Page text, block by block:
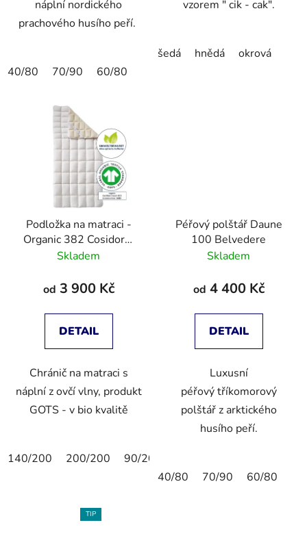
náplní nordického
prachového husího peří.
40/80 70/90 60/80
vzorem " cik - cak".
šedá hnědá okrová
Podložka na matraci -
Organic 382 Cosidorm
Topper
Skladem
od 3 900 Kč
DETAIL
Chránič na matraci s
náplní z ovčí vlny, produkt
GOTS - v bio kvalitě
140/200 200/200 90/200
Péřový polštář Daune
100 Belvedere
Skladem
od 4 400 Kč
DETAIL
Luxusní
péřový tříkomorový
polštář z arktického
husího peří.
40/80 70/90 60/80
TIP